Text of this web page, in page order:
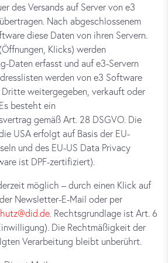
des Versands auf Server von e3
Nach abgeschlossenem
diese Daten von ihren Servern.
Klicks) werden
Daten erfasst und auf e3-Servern
werden von e3 Software
weitergegeben, verkauft oder
besteht ein
gemäß Art. 28 DSGVO. Die
USA erfolgt auf Basis der EU-
und des EU-US Data Privacy
ist DPF-zertifiziert).
möglich – durch einen Klick auf
Newsletter-E-Mail oder per
. Rechtsgrundlage ist Art. 6
Die Rechtmäßigkeit der
Verarbeitung bleibt unberührt.